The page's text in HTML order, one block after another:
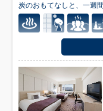
炭のおもてなしと、一週